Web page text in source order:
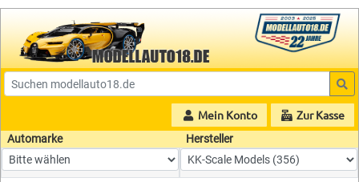
Mein Konto Zur Kasse
Automarke Hersteller